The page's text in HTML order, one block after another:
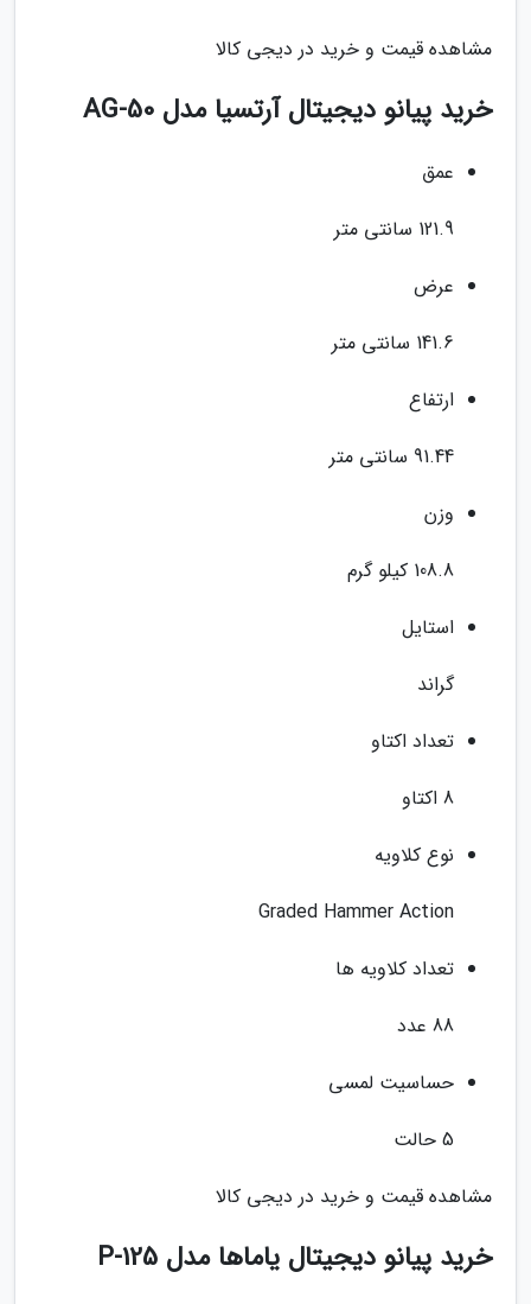
مشاهده قیمت و خرید در دیجی کالا
خرید پیانو دیجیتال آرتسیا مدل AG-50
عمق
121.9 سانتی متر
عرض
141.6 سانتی متر
ارتفاع
91.44 سانتی متر
وزن
108.8 کیلو گرم
استایل
گراند
تعداد اکتاو
8 اکتاو
نوع کلاویه
Graded Hammer Action
تعداد کلاویه ها
88 عدد
حساسیت لمسی
5 حالت
مشاهده قیمت و خرید در دیجی کالا
خرید پیانو دیجیتال یاماها مدل P-125